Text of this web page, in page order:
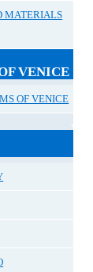
MATERIALS
VENICE
OF VENICE